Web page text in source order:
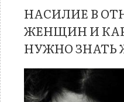
НАСИЛИЕ В
ЖЕНЩИН И
НУЖНО ЗНАТЬ